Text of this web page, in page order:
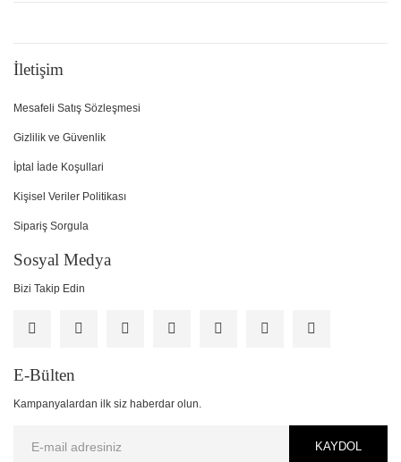
İletişim
Mesafeli Satış Sözleşmesi
Gizlilik ve Güvenlik
İptal İade Koşullari
Kişisel Veriler Politikası
Sipariş Sorgula
Sosyal Medya
Bizi Takip Edin
E-Bülten
Kampanyalardan ilk siz haberdar olun.
KAYDOL